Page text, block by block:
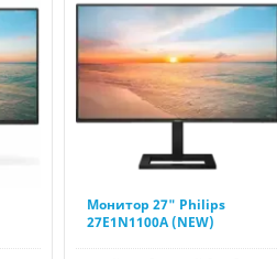
Монитор 27" Philips
27E1N1100A (NEW)